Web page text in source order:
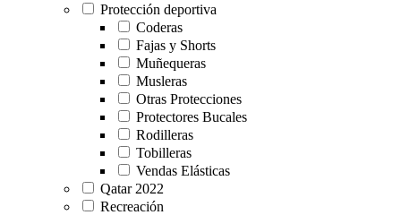
Protección deportiva
Coderas
Fajas y Shorts
Muñequeras
Musleras
Otras Protecciones
Protectores Bucales
Rodilleras
Tobilleras
Vendas Elásticas
Qatar 2022
Recreación